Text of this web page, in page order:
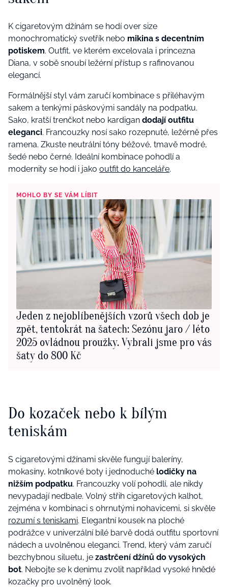
K cigaretovým džínám se hodí over size
monochromatický svetřík nebo mikina s decentním
potiskem. Outfit, ve kterém excelovala i princezna
Diana, v sobě snoubí ležérní přístup s rafinovanou
elegancí.
Formálnější styl vám zaručí kombinace s přiléhavým
sakem a tenkými páskovými sandály na podpatku.
Sako, kratší trenčkot nebo kardigan dodají outfitu
eleganci. Francouzky nosí sako rozepnuté, ležérně přes
ramena. Zkuste neutrální tóny béžové, tmavě modré,
šedé nebo černé. Ideální kombinace pohodlí a
modernity se hodí i jako outfit do kanceláře.
MOHLO BY SE VÁM LÍBIT
Jeden z nejoblíbenějších vzorů všech dob je
zpět, tentokrát na šatech: Sezónu jaro / léto
2025 ovládnou proužky. Vybrali jsme pro vás
šaty do 800 Kč
Do kozaček nebo k bílým
teniskám
S cigaretovými džínami skvěle fungují baleríny,
mokasíny, kotníkové boty i jednoduché lodičky na
nižším podpatku. Francouzky volí pohodlí, ale nikdy
nevypadají nedbale. Volný střih cigaretových kalhot,
zejména v kombinaci s ohrnutými nohavicemi, si skvěle
rozumí s teniskami. Elegantní kousek na ploché
podrážce v univerzální bílé barvě dodá outfitu sportovní
nádech a uvolněnou eleganci. Trend, který vám zaručí
bezchybnou siluetu, je zastrčení džínů do vysokých
bot. Nebojte se k denimu zvolit například vysoké hnědé
kozačky pro uvolněný look.